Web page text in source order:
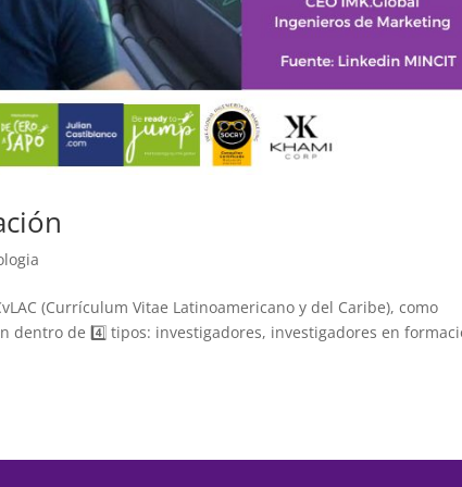
(Currículum Vitae Latinoamericano y del Caribe), como
de 4️⃣ tipos: investigadores, investigadores en